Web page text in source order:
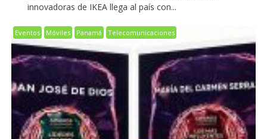
innovadoras de IKEA llega al país con...
Eventos Móviles Panamá Telecomunicaciones